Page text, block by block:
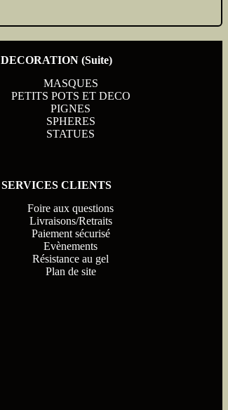
DECORATION (Suite)
MASQUES
PETITS POTS ET DECO
PIGNES
SPHERES
STATUES
SERVICES CLIENTS
Foire aux questions
Livraisons/Retraits
Paiement sécurisé
Evènements
Résistance au gel
Plan de site